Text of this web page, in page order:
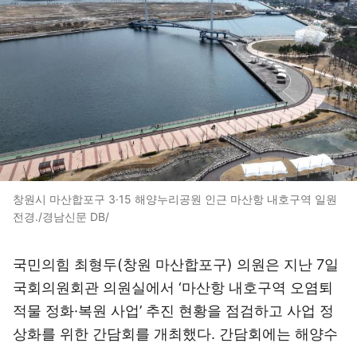
창원시 마산합포구 3·15 해양누리공원 인근 마산항 내호구역 일원
전경./경남신문 DB/
국민의힘 최형두(창원 마산합포구) 의원은 지난 7일
국회의원회관 의원실에서 ‘마산항 내호구역 오염퇴
적물 정화·복원 사업’ 추진 현황을 점검하고 사업 정
상화를 위한 간담회를 개최했다. 간담회에는 해양수